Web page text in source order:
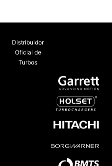
Distribuidor
Oficial de
Turbos